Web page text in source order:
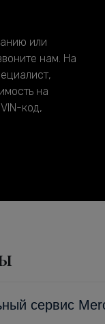
или
нам. На
на
код,
сервис